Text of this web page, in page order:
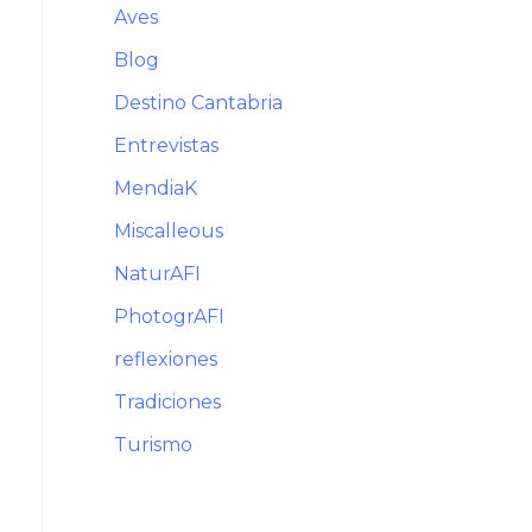
Aves
Blog
Destino Cantabria
Entrevistas
MendiaK
Miscalleous
NaturAFI
PhotogrAFI
reflexiones
Tradiciones
Turismo